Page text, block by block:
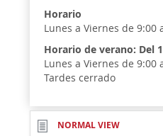
Horario
Lunes a Viernes de 9:00
Horario de verano: Del
Lunes a Viernes de 9:00
Tardes cerrado
NORMAL VIEW